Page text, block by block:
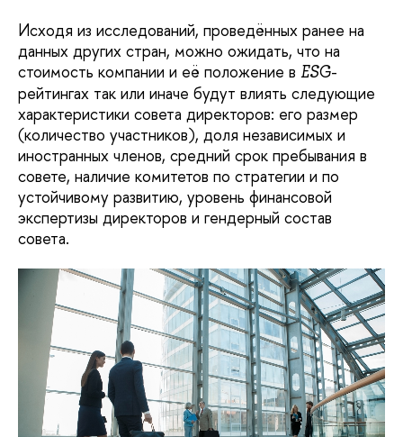
Исходя из исследований, проведённых ранее на
данных других стран, можно ожидать, что на
стоимость компании и её положение в ESG-
рейтингах так или иначе будут влиять следующие
характеристики совета директоров: его размер
(количество участников), доля независимых и
иностранных членов, средний срок пребывания в
совете, наличие комитетов по стратегии и по
устойчивому развитию, уровень финансовой
экспертизы директоров и гендерный состав
совета.